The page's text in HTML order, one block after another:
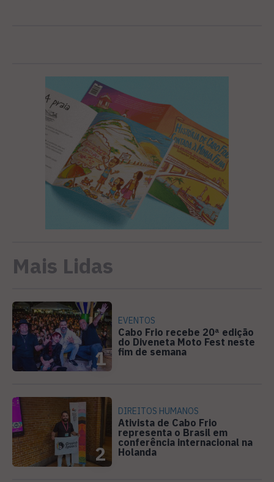
Mais Lidas
1
EVENTOS
Cabo Frio recebe 20ª edição
do Diveneta Moto Fest neste
fim de semana
2
DIREITOS HUMANOS
Ativista de Cabo Frio
representa o Brasil em
conferência internacional na
Holanda